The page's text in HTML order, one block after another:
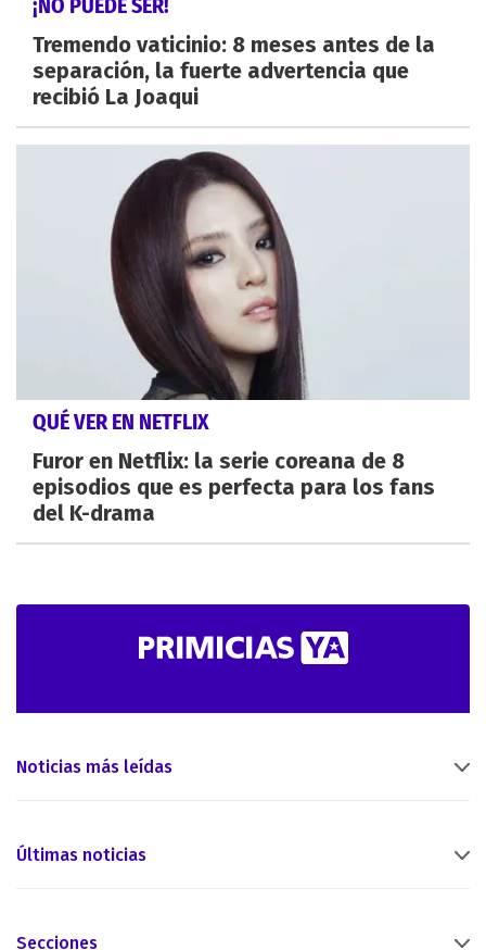
Tremendo vaticinio: 8 meses antes de la
separación, la fuerte advertencia que
recibió La Joaqui
QUÉ VER EN NETFLIX
Furor en Netflix: la serie coreana de 8
episodios que es perfecta para los fans
del K-drama
Noticias más leídas
Últimas noticias
Secciones